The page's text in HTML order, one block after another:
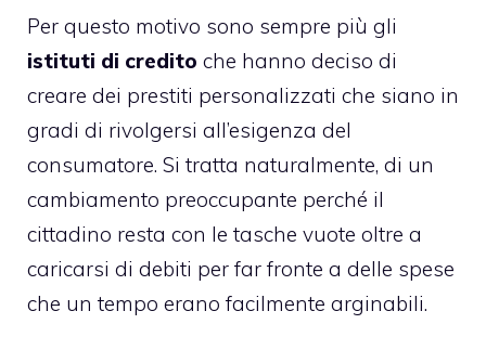
Per questo motivo sono sempre più gli
istituti di credito che hanno deciso di
creare dei prestiti personalizzati che siano in
gradi di rivolgersi all’esigenza del
consumatore. Si tratta naturalmente, di un
cambiamento preoccupante perché il
cittadino resta con le tasche vuote oltre a
caricarsi di debiti per far fronte a delle spese
che un tempo erano facilmente arginabili.